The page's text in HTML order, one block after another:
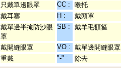
只戴單邊眼罩 CC :
喉托
戴耳塞 H :
戴頭罩
戴單邊半掩防沙眼
罩
SB : 戴羊毛額箍
戴開縫眼罩 VO : 戴單邊開縫眼罩
重戴 "-" : 除去